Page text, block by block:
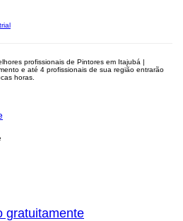
profissionais de Pintores em Itajubá |
e até 4 profissionais de sua região entrarão
horas.
gratuitamente